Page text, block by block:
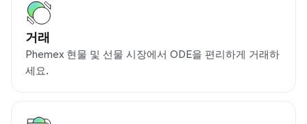
거래
Phemex 현물 및 선물 시장에서 ODE을 편리하게 거래하
세요.